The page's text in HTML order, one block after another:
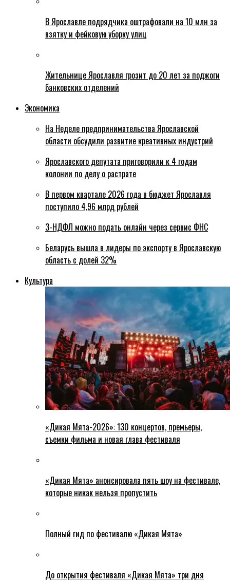
В Ярославле подрядчика оштрафовали на 10 млн за
взятку и фейковую уборку улиц
Жительнице Ярославля грозит до 20 лет за поджоги
банковских отделений
Экономика
На Неделе предпринимательства Ярославской
области обсудили развитие креативных индустрий
Ярославского депутата приговорили к 4 годам
колонии по делу о растрате
В первом квартале 2026 года в бюджет Ярославля
поступило 4,96 млрд рублей
3-НДФЛ можно подать онлайн через сервис ФНС
Беларусь вышла в лидеры по экспорту в Ярославскую
область с долей 32%
Культура
«Дикая Мята-2026»: 130 концертов, премьеры,
съемки фильма и новая глава фестиваля
«Дикая Мята» анонсировала пять шоу на фестивале,
которые никак нельзя пропустить
Полный гид по фестивалю «Дикая Мята»
До открытия фестиваля «Дикая Мята» три дня